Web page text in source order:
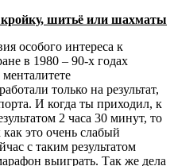
шитьё или шахматы
особого интереса к
в 1980 – 90-х годах
только на результат,
И когда ты приходил, к
2 часа 30 минут, то
это очень слабый
с таким результатом
выиграть. Так же дела